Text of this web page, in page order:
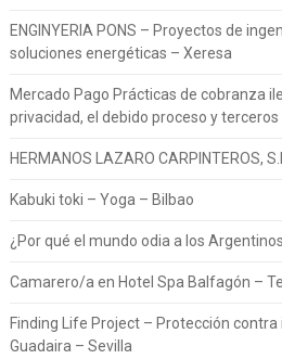
ENGINYERIA PONS – Proyectos de
soluciones energéticas – Xeresa
Mercado Pago Prácticas de cobranza
privacidad, el debido proceso y
HERMANOS LAZARO CARPINTEROS,
Kabuki toki – Yoga – Bilbao
¿Por qué el mundo odia a los
Camarero/a en Hotel Spa Balfagón –
Finding Life Project – Protección
Guadaira – Sevilla